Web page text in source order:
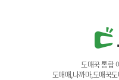
도매꾹 통합
도매매,나까마,도매꾹